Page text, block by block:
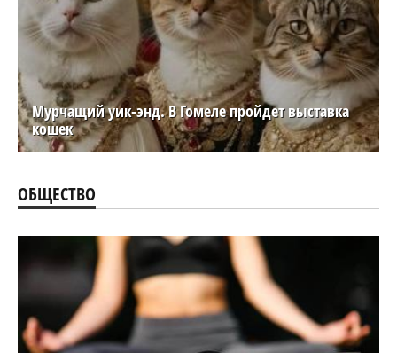
Мурчащий уик-энд. В Гомеле пройдет выставка
кошек
ОБЩЕСТВО